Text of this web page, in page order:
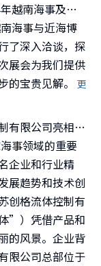
事及近海博览会
海事与近海博
了深入洽谈，探
展会为我们提供
的宝贵见解。 更
亮相2023上海海事展
事领域的重要
企业和行业精
展趋势和技术创
创格流体控制有
”）凭借产品和
的风景。企业背
限公司总部位于